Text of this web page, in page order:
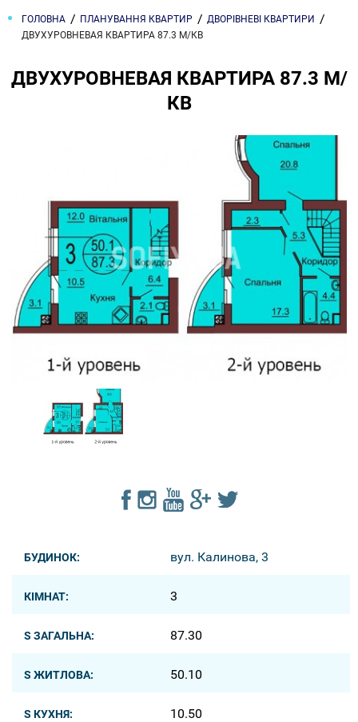
ГОЛОВНА ПЛАНУВАННЯ КВАРТИР
ДВОРІВНЕВІ КВАРТИРИ
ДВУХУРОВНЕВАЯ КВАРТИРА 87.3 М/КВ
ДВУХУРОВНЕВАЯ КВАРТИРА 87.3 М/
КВ
БУДИНОК: вул. Калинова, 3
КІМНАТ: 3
S ЗАГАЛЬНА: 87.30
S ЖИТЛОВА: 50.10
S КУХНЯ: 10.50